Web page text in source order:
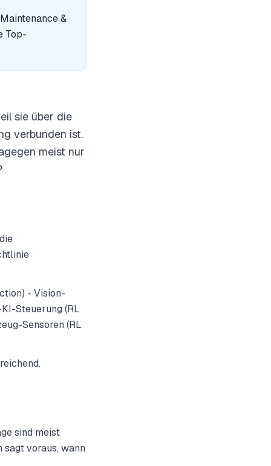
&
Top-
sie über die
verbunden ist.
meist nur
- Vision-
Steuerung (RL
Sensoren (RL
sind meist
voraus, wann